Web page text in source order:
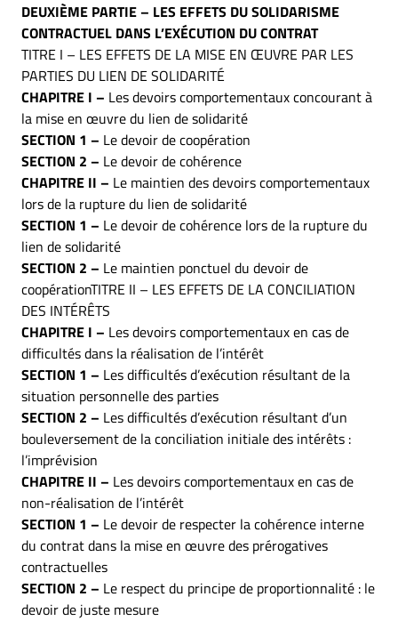
DEUXIÈME PARTIE – LES EFFETS DU SOLIDARISME
CONTRACTUEL DANS L’EXÉCUTION DU CONTRAT
TITRE I – LES EFFETS DE LA MISE EN ŒUVRE PAR LES
PARTIES DU LIEN DE SOLIDARITÉ
CHAPITRE I – Les devoirs comportementaux concourant à
la mise en œuvre du lien de solidarité
SECTION 1 – Le devoir de coopération
SECTION 2 – Le devoir de cohérence
CHAPITRE II – Le maintien des devoirs comportementaux
lors de la rupture du lien de solidarité
SECTION 1 – Le devoir de cohérence lors de la rupture du
lien de solidarité
SECTION 2 – Le maintien ponctuel du devoir de
coopérationTITRE II – LES EFFETS DE LA CONCILIATION
DES INTÉRÊTS
CHAPITRE I – Les devoirs comportementaux en cas de
difficultés dans la réalisation de l’intérêt
SECTION 1 – Les difficultés d’exécution résultant de la
situation personnelle des parties
SECTION 2 – Les difficultés d’exécution résultant d’un
bouleversement de la conciliation initiale des intérêts :
l’imprévision
CHAPITRE II – Les devoirs comportementaux en cas de
non-réalisation de l’intérêt
SECTION 1 – Le devoir de respecter la cohérence interne
du contrat dans la mise en œuvre des prérogatives
contractuelles
SECTION 2 – Le respect du principe de proportionnalité : le
devoir de juste mesure